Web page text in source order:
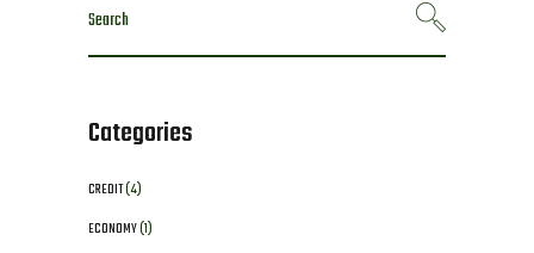
Categories
CREDIT(4)
ECONOMY(1)